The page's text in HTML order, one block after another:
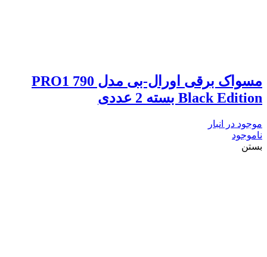
مسواک برقی اورال-بی مدل PRO1 790
Black Edition بسته 2 عددی
موجود در انبار
ناموجود
بستن